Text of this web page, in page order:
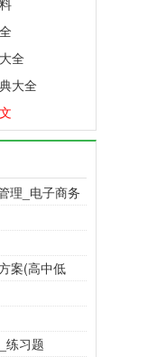
全
大全
理_电子商务
案(高中低
练习题